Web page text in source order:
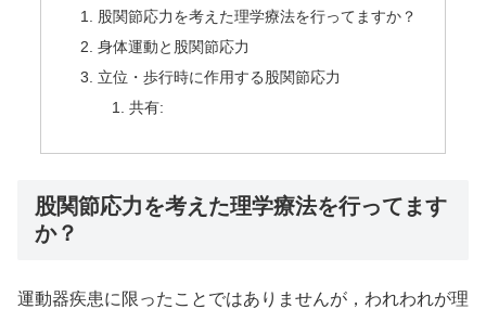
股関節応力を考えた理学療法を行ってますか？
身体運動と股関節応力
立位・歩行時に作用する股関節応力
共有:
股関節応力を考えた理学療法を行ってます
か？
運動器疾患に限ったことではありませんが，われわれが理